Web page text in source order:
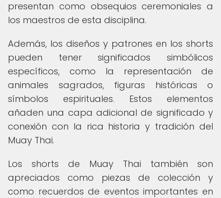
presentan como obsequios ceremoniales a
los maestros de esta disciplina.
Además, los diseños y patrones en los shorts
pueden tener significados simbólicos
específicos, como la representación de
animales sagrados, figuras históricas o
símbolos espirituales. Estos elementos
añaden una capa adicional de significado y
conexión con la rica historia y tradición del
Muay Thai.
Los shorts de Muay Thai también son
apreciados como piezas de colección y
como recuerdos de eventos importantes en